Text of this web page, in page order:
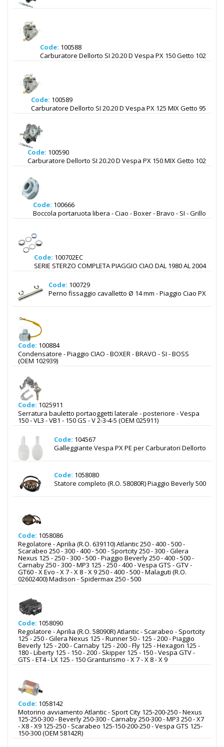
Code: 100588
Carburatore Dellorto SI 20.20 D Vespa PX 150 Getto 102
Code: 100589
Carburatore Dellorto SI 20.20 D Vespa PX 125 MIX Getto 95
Code: 100590
Carburatore Dellorto SI 20.20 D Vespa PX 150 MIX Getto 102
Code: 100666
Boccola portaruota libera - Ciao - Boxer - Bravo - SI - Grillo
Code: 100702EC
SERIE STERZO COMPLETA PIAGGIO CIAO DAL 1980 AL 2004
Code: 100729
Perno fissaggio cavalletto Ø 14 mm - Piaggio Ciao PX
Code: 100884
Condensatore - Piaggio CIAO - BOXER - BRAVO - SI - BOSS
(OEM 102939)
Code: 1025911
Serratura bauletto portaoggetti laterale - posteriore - Vespa
150 - VL3 - VB1 - 150 GS - V 2-3-4-5 (OEM 025911)
Code: 104567
Galleggiante Vespa PX PE per Carburatori Dellorto
Code: 1058080
Statore completo (R.O. 58080R) Piaggio Beverly 500
Code: 1058086
Regolatore - Aprilia (R.O. 639110) Atlantic 250 - 400 - 500 -
Scarabeo 250 - 300 - 400 - 500 - Sportcity 250 - 300 - Gilera
Nexus 125 - 250 - 300 - 500 - Piaggio Beverly 250 - 400 - 500 -
Carnaby 250 - 300 - MP3 125 - 250 - 400 - Vespa GTS - GTV -
GT60 - X Evo - X 7 - X 8 - X 9 250 - 400 - 500 - Malaguti (R.O.
02602400) Madison - Spidermax 250 - 500
Code: 1058090
Regolatore - Aprilia (R.O. 58090R) Atlantic - Scarabeo - Sportcity
125 - 250 - Gilera Nexus 125 - Runner 50 - 125 - 200 - Piaggio
Beverly 125 - 200 - Carnaby 125 - 200 - Fly 125 - Hexagon 125 -
180 - Liberty 125 - 150 - 200 - Skipper 125 - 150 - Vespa GTV -
GTS - ET4 - LX 125 - 150 Granturismo - X 7 - X 8 - X 9
Code: 1058142
Motorino avviamento Atlantic - Sport City 125-200-250 - Nexus
125-250-300 - Beverly 250-300 - Carnaby 250-300 - MP3 250 - X7
- X8 - X9 125-250 - Scarabeo 125-150-200-250 - Vespa GTS 125-
150-300 (OEM 58142R)